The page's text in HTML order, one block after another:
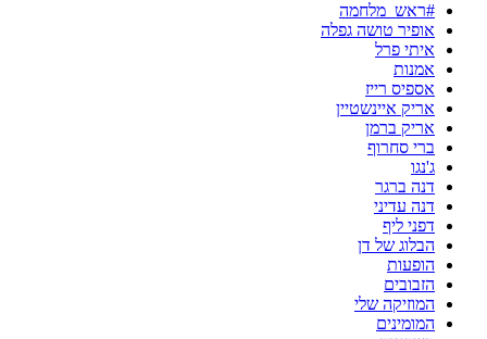
#ראש_מלחמה
אופיר טושה גפלה
איתי פרל
אמנות
אספיס רייז
אריק איינשטיין
אריק ברמן
ברי סחרוף
ג'נגו
דנה ברגר
דנה עדיני
דפני ליף
הבלוג של דן
הופעות
הזבובים
המוזיקה שלי
המומינים